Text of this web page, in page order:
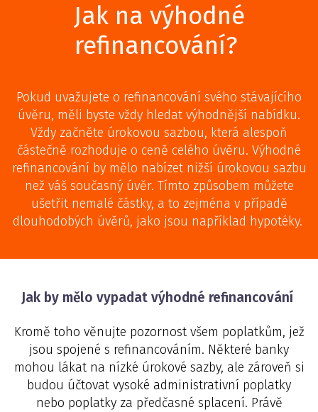
Jak na výhodné
refinancování?
Pokud uvažujete o refinancování svého stávajícího
úvěru, měli byste vždy hledat výhodnější nabídku.
Vždy začněte úrokovou sazbou, která alespoň
částečně rozhoduje o ceně celého úvěru. Výhodné
refinancování by mělo nabízet nižší úrokovou sazbu
než váš současný úvěr. Tímto způsobem můžete
ušetřit nemalé částky, a to zejména v případě
dlouhodobých úvěrů, jako jsou například hypotéky.
Jak by mělo vypadat výhodné refinancování
Kromě toho věnujte pozornost všem poplatkům, jež
jsou spojené s refinancováním. Některé banky
mohou lákat na nízké úrokové sazby, ale zároveň si
budou účtovat vysoké administrativní poplatky
nebo poplatky za předčasné splacení. Právě